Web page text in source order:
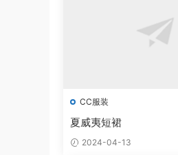
CC服装
夏威夷短裙
2024-04-13